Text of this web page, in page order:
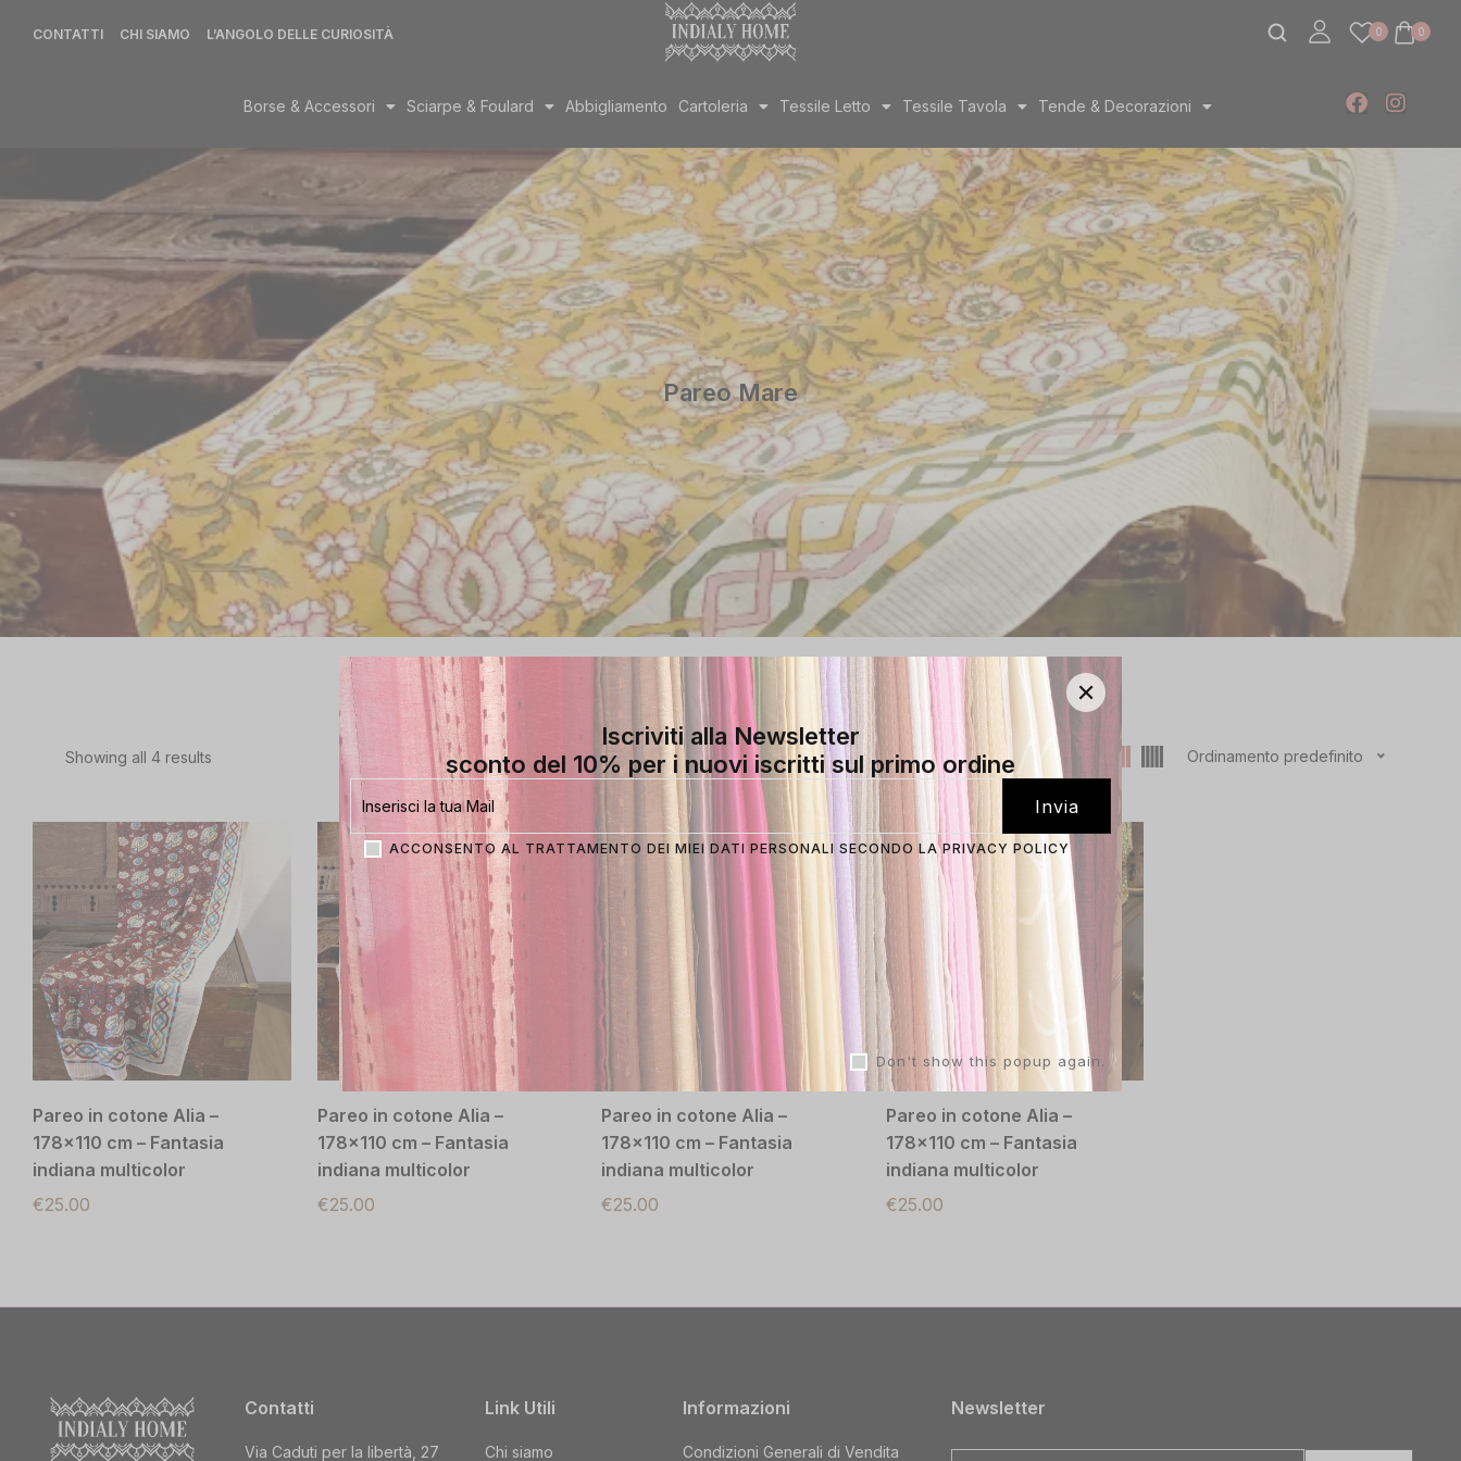
Iscriviti alla Newsletter
sconto del 10% per i nuovi iscritti sul primo ordine
ACCONSENTO AL TRATTAMENTO DEI MIEI DATI PERSONALI SECONDO LAPRIVACY POLICY
Don't show this popup again.
CONTATTI CHI SIAMO L’ANGOLO DELLE CURIOSITÀ 0 0
Borse & Accessori Sciarpe & Foulard Abbigliamento Cartoleria Tessile Letto Tessile Tavola Tende & Decorazioni
Pareo Mare
Showing all 4 results Filter Show 9 12 18 24 Ordinamento predefinito
Pareo in cotone Alia –
178×110 cm – Fantasia
indiana multicolor
€25.00
Pareo in cotone Alia –
178×110 cm – Fantasia
indiana multicolor
€25.00
Pareo in cotone Alia –
178×110 cm – Fantasia
indiana multicolor
€25.00
Pareo in cotone Alia –
178×110 cm – Fantasia
indiana multicolor
€25.00
Contatti
Via Caduti per la libertà, 27
Link Utili
Chi siamo
Informazioni
Condizioni Generali di Vendita
Newsletter